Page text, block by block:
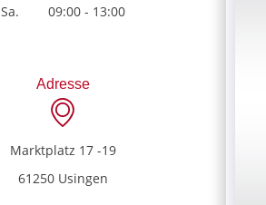
Sa. 09:00 - 13:00
Adresse
Marktplatz 17 -19
61250 Usingen